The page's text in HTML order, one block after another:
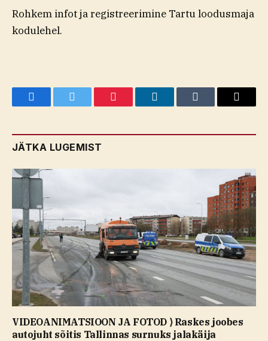
Rohkem infot ja registreerimine Tartu loodusmaja
kodulehel.
FacebookTwitter Pinterest LinkedInTumblr Email
JÄTKA LUGEMIST
VIDEOANIMATSIOON JA FOTOD ⟩ Raskes joobes
autojuht sõitis Tallinnas surnuks jalakäija